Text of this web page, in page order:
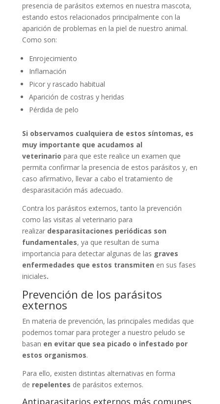
presencia de parásitos externos en nuestra mascota,
estando estos relacionados principalmente con la
aparición de problemas en la piel de nuestro animal.
Como son:
Enrojecimiento
Inflamación
Picor y rascado habitual
Aparición de costras y heridas
Pérdida de pelo
Si observamos cualquiera de estos síntomas, es
muy importante que acudamos al
veterinario para que este realice un examen que
permita confirmar la presencia de estos parásitos y, en
caso afirmativo, llevar a cabo el tratamiento de
desparasitación más adecuado.
Contra los parásitos externos, tanto la prevención
como las visitas al veterinario para
realizar desparasitaciones periódicas son
fundamentales, ya que resultan de suma
importancia para detectar algunas de las graves
enfermedades que estos transmiten en sus fases
iniciales.
Prevención de los parásitos
externos
En materia de prevención, las principales medidas que
podemos tomar para proteger a nuestro peludo se
basan en evitar que sea picado o infestado por
estos organismos.
Para ello, existen distintas alternativas en forma
de repelentes de parásitos externos.
Antiparasitarios externos más comunes